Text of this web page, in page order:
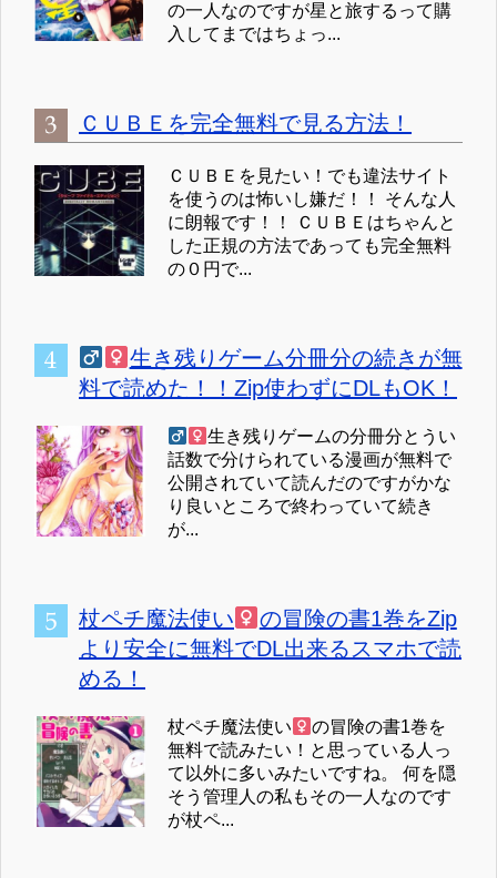
の一人なのですが星と旅するって購
入してまではちょっ...
ＣＵＢＥを完全無料で見る方法！
ＣＵＢＥを見たい！でも違法サイト
を使うのは怖いし嫌だ！！ そんな人
に朗報です！！ ＣＵＢＥはちゃんと
した正規の方法であっても完全無料
の０円で...
生き残りゲーム分冊分の続きが無
料で読めた！！Zip使わずにDLもOK！
生き残りゲームの分冊分とうい
話数で分けられている漫画が無料で
公開されていて読んだのですがかな
り良いところで終わっていて続き
が...
杖ペチ魔法使い
の冒険の書1巻をZip
より安全に無料でDL出来るスマホで読
める！
杖ペチ魔法使い
の冒険の書1巻を
無料で読みたい！と思っている人っ
て以外に多いみたいですね。 何を隠
そう管理人の私もその一人なのです
が杖ペ...